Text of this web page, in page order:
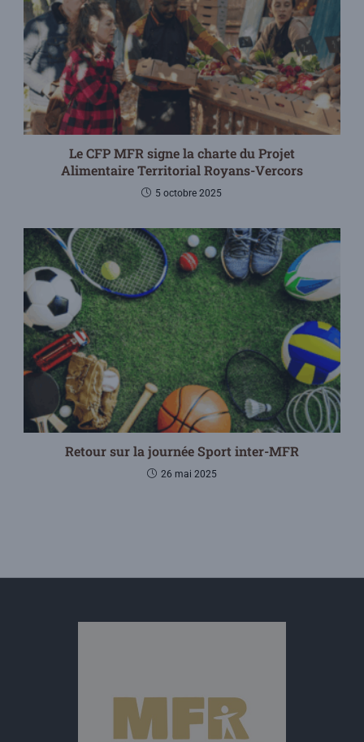
Le CFP MFR signe la charte du Projet
Alimentaire Territorial Royans-Vercors
5 octobre 2025
Retour sur la journée Sport inter-MFR
26 mai 2025